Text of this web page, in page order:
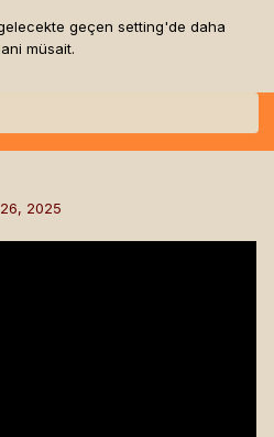
geçen setting'de daha
müsait.
2025